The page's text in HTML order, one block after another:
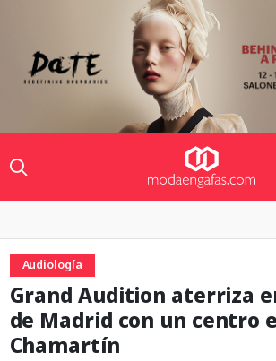
Audiología
Grand Audition aterriza
de Madrid con un centro
Chamartín